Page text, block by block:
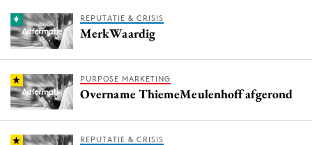
REPUTATIE & CRISIS
MerkWaardig
PURPOSE MARKETING
Overname ThiemeMeulenhoff afgerond
REPUTATIE & CRISIS